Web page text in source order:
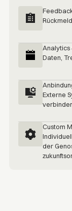
Analytics
Daten,
Externe
Custom
der